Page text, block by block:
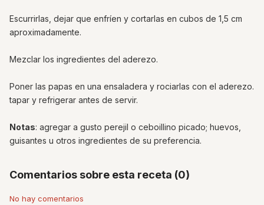
Escurrirlas, dejar que enfríen y cortarlas en cubos de 1,5 cm
aproximadamente.
Mezclar los ingredientes del aderezo.
Poner las papas en una ensaladera y rociarlas con el aderezo.
tapar y refrigerar antes de servir.
Notas: agregar a gusto perejil o ceboillino picado; huevos,
guisantes u otros ingredientes de su preferencia.
Comentarios sobre esta receta (0)
No hay comentarios